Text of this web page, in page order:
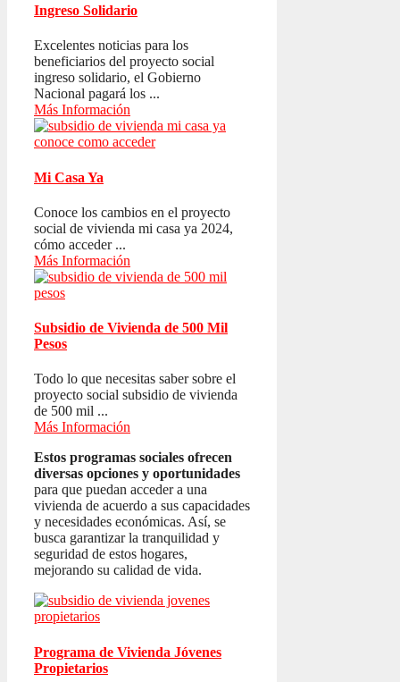
Ingreso Solidario
Excelentes noticias para los
beneficiarios del proyecto social
ingreso solidario, el Gobierno
Nacional pagará los ...
Más Información
Mi Casa Ya
Conoce los cambios en el proyecto
social de vivienda mi casa ya 2024,
cómo acceder ...
Más Información
Subsidio de Vivienda de 500 Mil
Pesos
Todo lo que necesitas saber sobre el
proyecto social subsidio de vivienda
de 500 mil ...
Más Información
Estos programas sociales ofrecen
diversas opciones y oportunidades
para que puedan acceder a una
vivienda de acuerdo a sus capacidades
y necesidades económicas. Así, se
busca garantizar la tranquilidad y
seguridad de estos hogares,
mejorando su calidad de vida.
Programa de Vivienda Jóvenes
Propietarios